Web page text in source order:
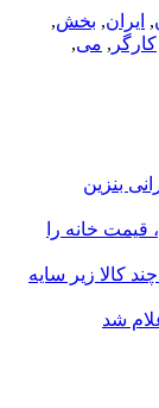
, ایران, بخش,
کارگر , می,
گرانی بنزین
قیمت خانه را
کالا زیر سایه
شد